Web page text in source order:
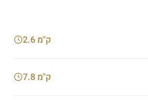
2.6 ק"מ
7.8 ק"מ